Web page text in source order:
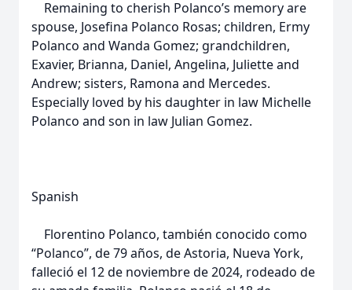
Remaining to cherish Polanco’s memory are
spouse, Josefina Polanco Rosas; children, Ermy
Polanco and Wanda Gomez; grandchildren,
Exavier, Brianna, Daniel, Angelina, Juliette and
Andrew; sisters, Ramona and Mercedes.
Especially loved by his daughter in law Michelle
Polanco and son in law Julian Gomez.
Spanish
Florentino Polanco, también conocido como
“Polanco”, de 79 años, de Astoria, Nueva York,
falleció el 12 de noviembre de 2024, rodeado de